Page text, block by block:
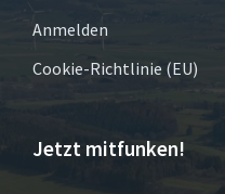
Anmelden
Cookie-Richtlinie (EU)
Jetzt mitfunken!